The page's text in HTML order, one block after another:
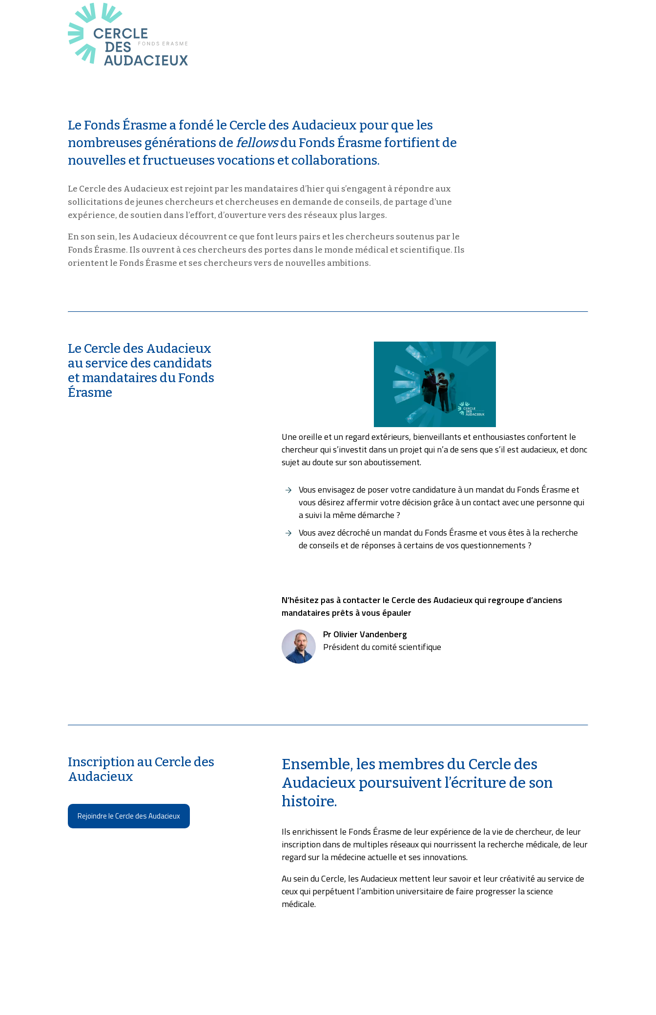
n
p
n
c
i
p
a
l
Le Fonds Érasme a fondé le Cercle des Audacieux pour que les
nombreuses générations de fellowsdu Fonds Érasme fortifient de
nouvelles et fructueuses vocations et collaborations.
Le Cercle des Audacieux est rejoint par les mandataires d’hier qui s’engagent à répondre aux
sollicitations de jeunes chercheurs et chercheuses en demande de conseils, de partage d’une
expérience, de soutien dans l’effort, d’ouverture vers des réseaux plus larges.
En son sein, les Audacieux découvrent ce que font leurs pairs et les chercheurs soutenus par le
Fonds Érasme. Ils ouvrent à ces chercheurs des portes dans le monde médical et scientifique. Ils
orientent le Fonds Érasme et ses chercheurs vers de nouvelles ambitions.
Le Cercle des Audacieux
au service des candidats
et mandataires du Fonds
Érasme
Une oreille et un regard extérieurs, bienveillants et enthousiastes confortent le
chercheur qui s’investit dans un projet qui n’a de sens que s’il est audacieux, et donc
sujet au doute sur son aboutissement.
Vous envisagez de poser votre candidature à un mandat du Fonds Érasme et
vous désirez affermir votre décision grâce à un contact avec une personne qui
a suivi la même démarche ?
Vous avez décroché un mandat du Fonds Érasme et vous êtes à la recherche
de conseils et de réponses à certains de vos questionnements ?
N’hésitez pas à contacter le Cercle des Audacieux qui regroupe d’anciens
mandataires prêts à vous épauler
Pr Olivier Vandenberg
Président du comité scientifique
Inscription au Cercle des
Audacieux
Rejoindre le Cercle des Audacieux
Ensemble, les membres du Cercle des
Audacieux poursuivent l’écriture de son
histoire.
Ils enrichissent le Fonds Érasme de leur expérience de la vie de chercheur, de leur
inscription dans de multiples réseaux qui nourrissent la recherche médicale, de leur
regard sur la médecine actuelle et ses innovations.
Au sein du Cercle, les Audacieux mettent leur savoir et leur créativité au service de
ceux qui perpétuent l’ambition universitaire de faire progresser la science
médicale.